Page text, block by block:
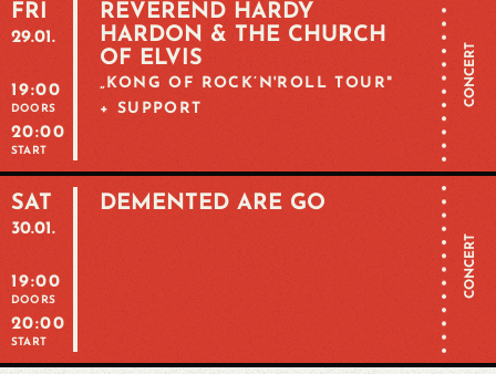
FRI
29.01.
19:00
DOORS
20:00
START
REVEREND HARDY
HARDON & THE CHURCH
OF ELVIS
„KONG OF ROCK’N'ROLL TOUR"
+ SUPPORT
CONCERT
SAT
30.01.
19:00
DOORS
20:00
START
DEMENTED ARE GO
CONCERT